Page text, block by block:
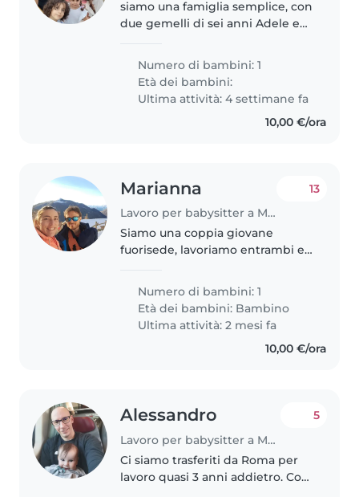
siamo una famiglia semplice, con
due gemelli di sei anni Adele e
uscita serale o durante la
giornata per impegni lavorativi.
Numero di bambini: 1
Età dei bambini:
Ultima attività: 4 settimane fa
10,00 €/ora
Marianna
Lavoro per babysitter a Monza
13
Siamo una coppia giovane
fuorisede, lavoriamo entrambi e
nido mezza giornata. Abbiamo
bisogno di un aiuto tra le 13 e le
15/16 dal lunedì al giovedì..
Numero di bambini: 1
Età dei bambini: Bambino
Ultima attività: 2 mesi fa
10,00 €/ora
Alessandro
Lavoro per babysitter a Monza
5
Ci siamo trasferiti da Roma per
lavoro quasi 3 anni addietro. Con